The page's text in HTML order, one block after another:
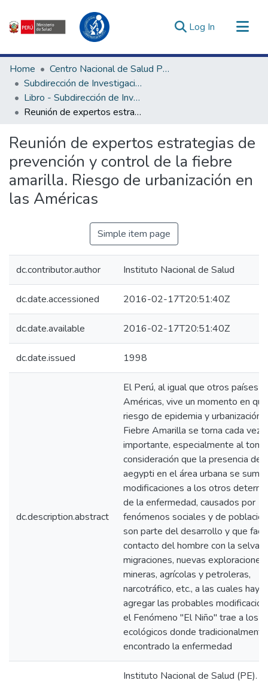
Log In (current)
Communities & Collections
All of DSpace
Statistics
Estadísticas Externas
Enlaces de interés ▾
Home
Centro Nacional de Salud Pública
Subdirección de Investigación y Laboratorios de Enfermedades No Transmisibles
Libro - Subdirección de Investigación y Laboratorios de Enfermedades No Transmisibles
Reunión de expertos estrategias de prevención y control de la fiebre amarilla. Riesgo de urbanización en las Américas
Reunión de expertos estrategias de
prevención y control de la fiebre
amarilla. Riesgo de urbanización en
las Américas
Simple item page
dc.contributor.author Instituto Nacional de Salud
dc.date.accessioned 2016-02-17T20:51:40Z
dc.date.available 2016-02-17T20:51:40Z
dc.date.issued 1998
dc.description.abstract
El Perú, al igual que otros países
Américas, vive un momento en
riesgo de epidemia y urbanización
Fiebre Amarilla se torna cada vez
importante, especialmente al
consideración que la presencia del
aegypti en el área urbana se
modificaciones a los otros
de la enfermedad, causados por
fenómenos sociales y de
son parte del desarrollo y que
contacto del hombre con la selva:
migraciones, nuevas exploraciones
mineras, agrícolas y petroleras,
narcotráfico, etc., a las cuales hay
agregar las probables
el Fenómeno "El Niño" trae a los
ecológicos donde
encontrado la enfermedad
Instituto Nacional de Salud (PE).